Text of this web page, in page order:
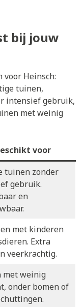
bij jouw
Heinsch:
tuinen,
intensief gebruik,
met weinig
voor
tuinen zonder
gebruik.
en
met kinderen
Extra
veerkrachtig.
met weinig
onder bomen of